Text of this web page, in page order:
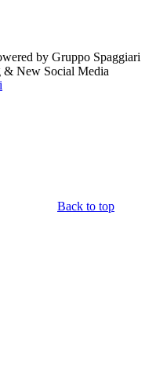
by Gruppo Spaggiari
& New Social Media
Back to top